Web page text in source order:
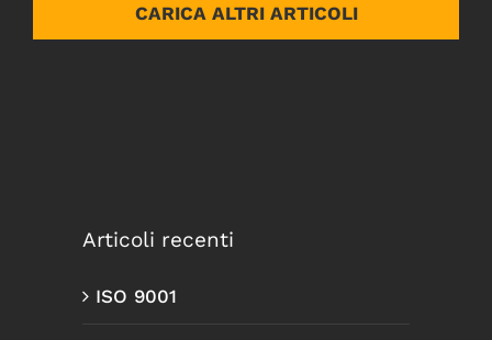
CARICA ALTRI ARTICOLI
Articoli recenti
ISO 9001